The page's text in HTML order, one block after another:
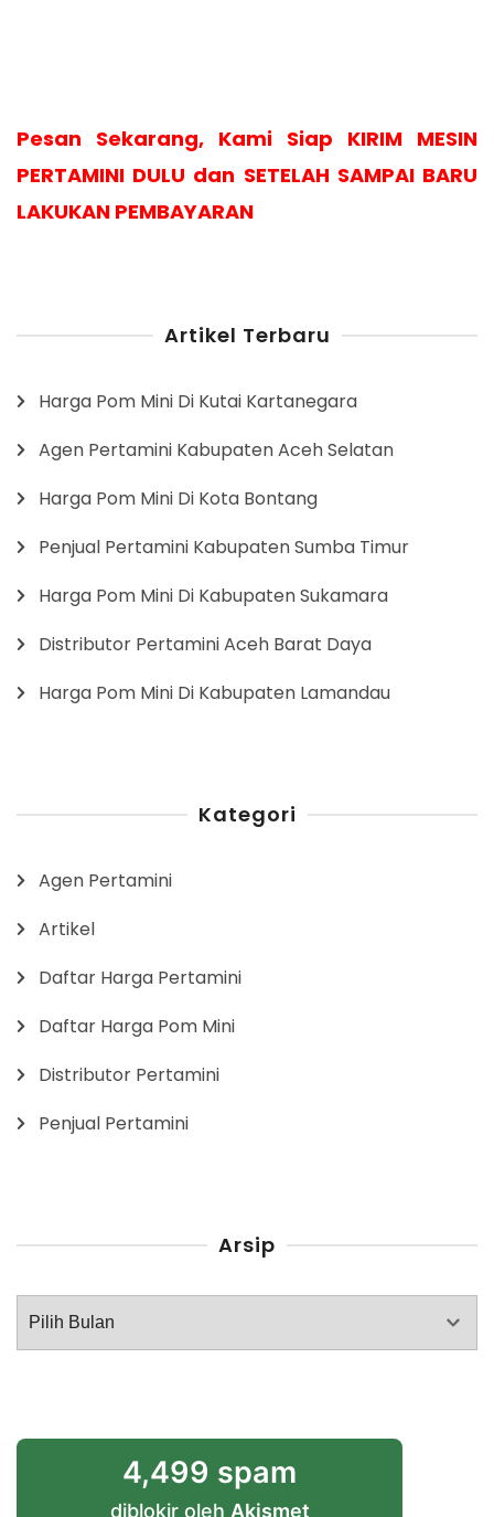
Pesan Sekarang, Kami Siap KIRIM MESIN
PERTAMINI DULU dan SETELAH SAMPAI BARU
LAKUKAN PEMBAYARAN
Artikel Terbaru
Harga Pom Mini Di Kutai Kartanegara
Agen Pertamini Kabupaten Aceh Selatan
Harga Pom Mini Di Kota Bontang
Penjual Pertamini Kabupaten Sumba Timur
Harga Pom Mini Di Kabupaten Sukamara
Distributor Pertamini Aceh Barat Daya
Harga Pom Mini Di Kabupaten Lamandau
Kategori
Agen Pertamini
Artikel
Daftar Harga Pertamini
Daftar Harga Pom Mini
Distributor Pertamini
Penjual Pertamini
Arsip
Arsip
4,499 spam
diblokir oleh Akismet